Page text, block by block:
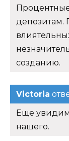
депозитам.
созданию.
Victoria
Еще увидим
нашего.